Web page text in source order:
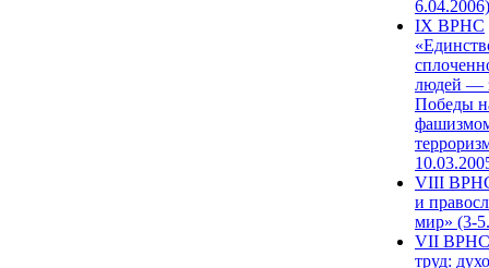
6.04.2006)
IX ВРНС
людей —
Победы
VIII
и
мир» (3-
VII ВРНС
труд: